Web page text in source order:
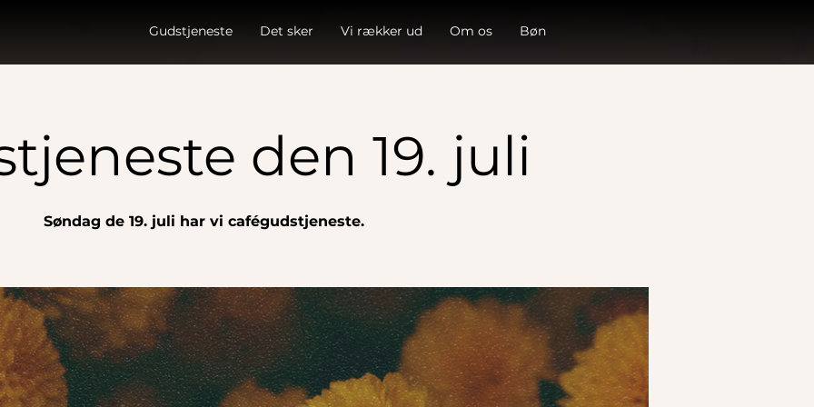
Gudstjeneste Det sker Vi rækker ud Om os Bøn
den 19. juli
Søndag de 19. juli har vi cafégudstjeneste.